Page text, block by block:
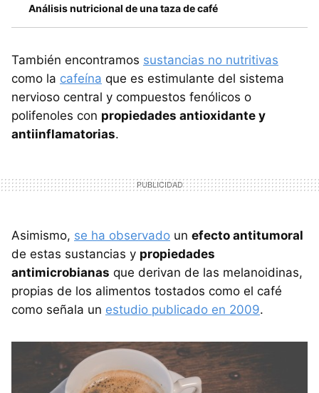
Análisis nutricional de una taza de café
También encontramos sustancias no nutritivas
como la cafeína que es estimulante del sistema
nervioso central y compuestos fenólicos o
polifenoles con propiedades antioxidante y
antiinflamatorias.
Asimismo, se ha observado un efecto antitumoral
de estas sustancias y propiedades
antimicrobianas que derivan de las melanoidinas,
propias de los alimentos tostados como el café
como señala un estudio publicado en 2009.